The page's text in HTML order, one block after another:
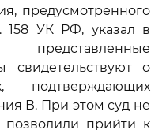
предусмотренного
158 УК РФ, указал в
представленные
свидетельствуют о
подтверждающих
В. При этом суд не
позволили прийти к